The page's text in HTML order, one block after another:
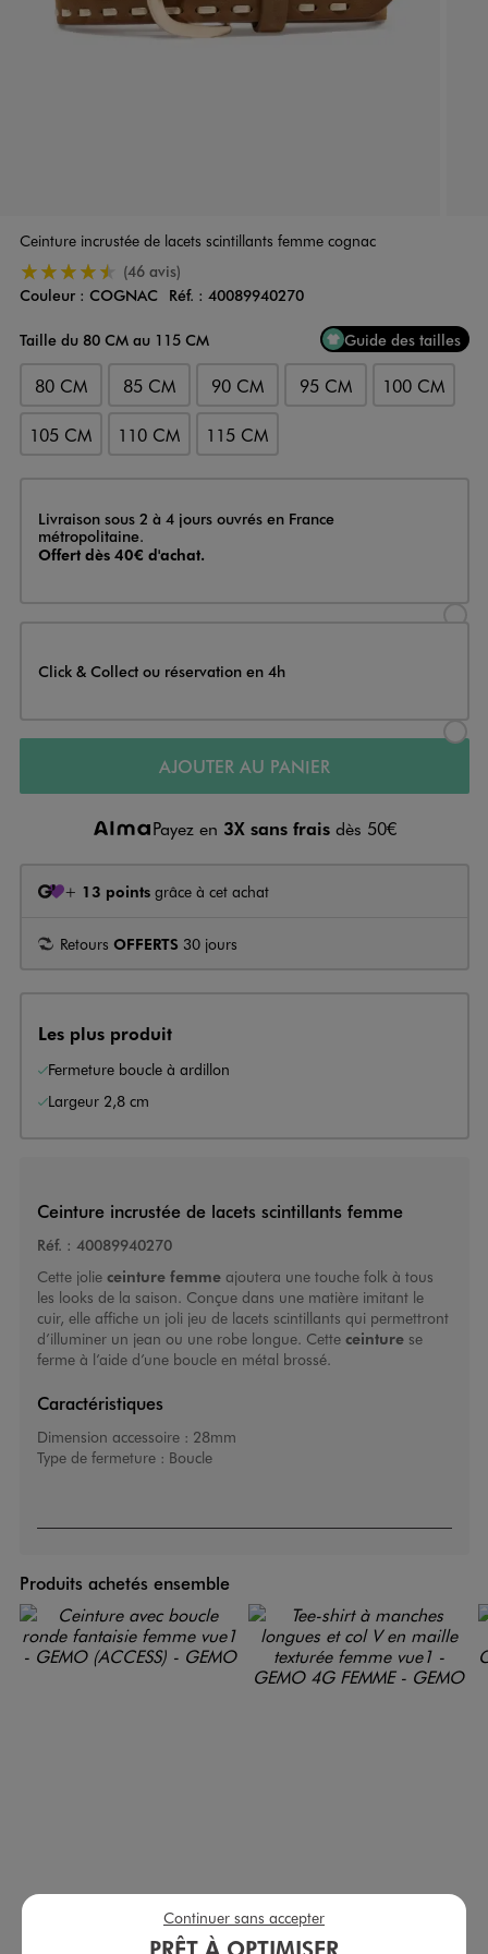
Ceinture incrustée de lacets scintillants femme cognac
4.5/5 de moyenne
(46 avis)
Couleur
Couleur : COGNAC Réf. : 40089940270
Taille du 80 CM au 115 CM
Guide des tailles
80 CM 85 CM 90 CM 95 CM 100 CM
105 CM 110 CM 115 CM
Livraison
Livraison sous 2 à 4 jours ouvrés en France
métropolitaine.
Offert dès 40€ d'achat.
Click & Collect ou réservation en 4h
AJOUTER AU PANIER
Payez en 3X sans frais dès 50€
+ 13 points grâce à cet achat
Retours OFFERTS 30 jours
Les plus produit
Fermeture boucle à ardillon
Largeur 2,8 cm
Ceinture incrustée de lacets scintillants femme
Réf. : 40089940270
Cette jolie ceinture femmeajoutera une touche folk à tous
les looks de la saison. Conçue dans une matière imitant le
cuir, elle affiche un joli jeu de lacets scintillants qui permettront
d’illuminer un jean ou une robe longue. Cette ceinturese
ferme à l’aide d’une boucle en métal brossé.
Caractéristiques
Dimension accessoire : 28mm
Type de fermeture : Boucle
Produits achetés ensemble
Ceinture avec boucle ronde fantaisie femme Tee-shirt à manches longues et col V en maille texturée femme
-50% sur le 2ème produit d'été
Continuer sans accepter